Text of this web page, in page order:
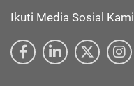
Ikuti Media Sosial Kami